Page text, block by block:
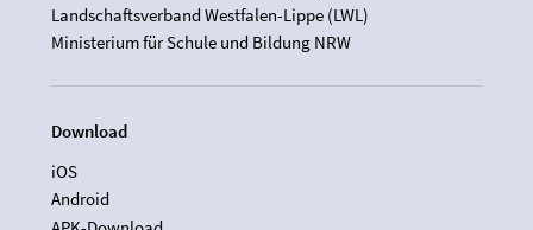
Landschaftsverband Westfalen-Lippe (LWL)
Ministerium für Schule und Bildung NRW
Download
iOS
Android